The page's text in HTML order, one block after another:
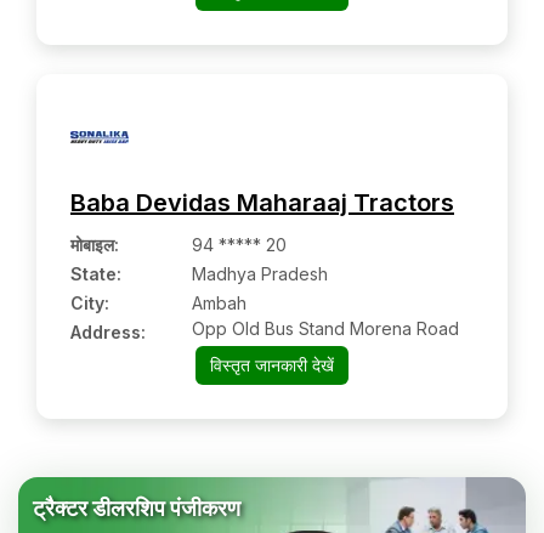
Baba Devidas Maharaaj Tractors
मोबाइल:
94 ***** 20
State:
Madhya Pradesh
City:
Ambah
Address:
Opp Old Bus Stand Morena Road
विस्तृत जानकारी देखें
ट्रैक्टर डीलरशिप पंजीकरण